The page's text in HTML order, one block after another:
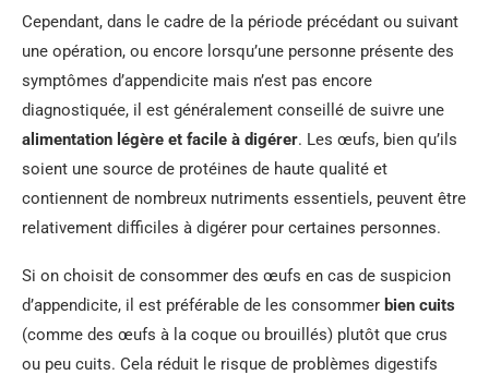
Cependant, dans le cadre de la période précédant ou suivant
une opération, ou encore lorsqu’une personne présente des
symptômes d’appendicite mais n’est pas encore
diagnostiquée, il est généralement conseillé de suivre une
alimentation légère et facile à digérer. Les œufs, bien qu’ils
soient une source de protéines de haute qualité et
contiennent de nombreux nutriments essentiels, peuvent être
relativement difficiles à digérer pour certaines personnes.
Si on choisit de consommer des œufs en cas de suspicion
d’appendicite, il est préférable de les consommer bien cuits
(comme des œufs à la coque ou brouillés) plutôt que crus
ou peu cuits. Cela réduit le risque de problèmes digestifs